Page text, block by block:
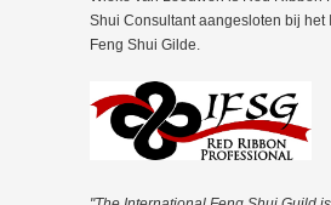
Shui Consultant aangesloten bij het
Feng Shui Gilde.